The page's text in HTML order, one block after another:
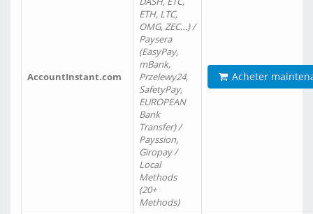
AccountInstant.com
ETH, LTC,
OMG, ZEC…) /
Paysera
(EasyPay,
mBank,
Przelewy24,
SafetyPay,
EUROPEAN
Bank
Transfer) /
Payssion,
Giropay /
Local
Methods
(20+
Methods)
Acheter